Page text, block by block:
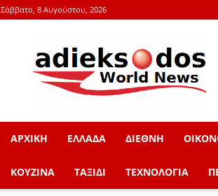
Σάββατο, 8 Αυγούστου, 2026
adieksodos.gr
ΑΡΧΙΚΗ ΕΛΛΑΔΑ ΔΙΕΘΝΗ
ΚΟΥΖΙΝΑ ΤΑΞΙΔΙ ΤΕΧΝΟΛΟΓΙΑ